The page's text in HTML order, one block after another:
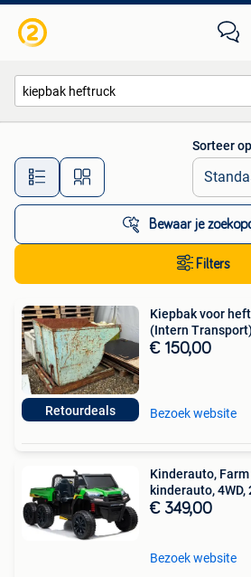
Alle afstanden…
Sorteer op
Bewaar je
Filters
Retourdeals
Kiepbak voor
(Intern Transport)
€ 150,00
Bezoek website
Kinderauto,
€ 349,00
Bezoek website